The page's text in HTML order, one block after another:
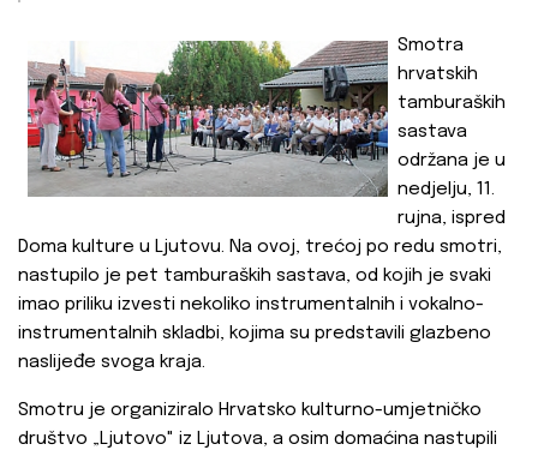
Smotra
hrvatskih
tamburaških
sastava
održana je u
nedjelju, 11.
rujna, ispred
Doma kulture u Ljutovu. Na ovoj, trećoj po redu smotri,
nastupilo je pet tamburaških sastava, od kojih je svaki
imao priliku izvesti nekoliko instrumentalnih i vokalno-
instrumentalnih skladbi, kojima su predstavili glazbeno
naslijeđe svoga kraja.
Smotru je organiziralo Hrvatsko kulturno-umjetničko
društvo „Ljutovo" iz Ljutova, a osim domaćina nastupili